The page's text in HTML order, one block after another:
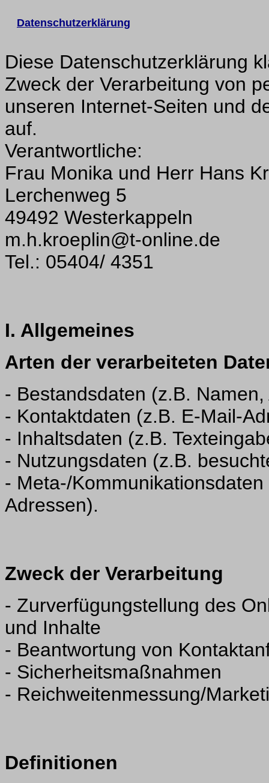
Datenschutzerklärung
Diese Datenschutzerklärung
Zweck der Verarbeitung von
unseren Internet-Seiten und
auf.
Verantwortliche:
Frau Monika und Herr Hans
Lerchenweg 5
49492 Westerkappeln
m.h.kroeplin@t-online.de
Tel.: 05404/ 4351
I. Allgemeines
Arten der verarbeiteten
- Bestandsdaten (z.B.
- Kontaktdaten (z.B. E-Mail-
- Inhaltsdaten (z.B.
- Nutzungsdaten (z.B.
- Meta-/
Adressen).
Zweck der Verarbeitung
- Zurverfügungstellung des
und Inhalte
- Beantwortung von
- Sicherheitsmaßnahmen
- Reichweitenmessung/
Definitionen